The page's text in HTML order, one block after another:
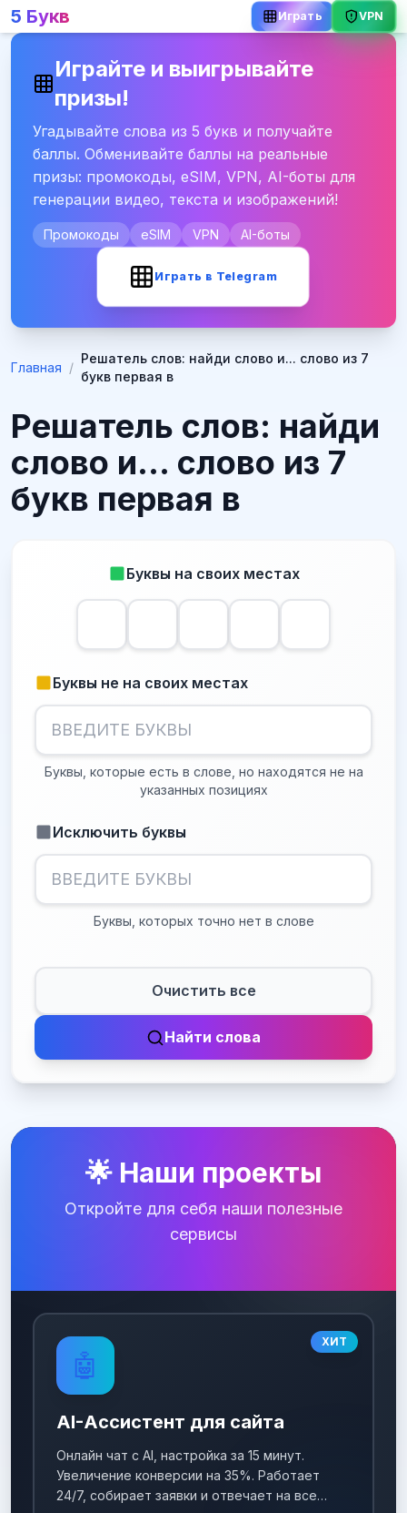
5 Букв Играть VPN
Играйте и выигрывайте
призы!
Угадывайте слова из 5 букв и получайте
баллы. Обменивайте баллы на реальные
призы: промокоды, eSIM, VPN, AI-боты для
генерации видео, текста и изображений!
Промокоды eSIM VPN AI-боты
Играть в Telegram
Главная /
Решатель слов: найди слово и... слово из 7
букв первая в
Решатель слов: найди
слово и... слово из 7
букв первая в
Буквы на своих местах
Буквы не на своих местах
Буквы, которые есть в слове, но находятся не на
указанных позициях
Исключить буквы
Буквы, которых точно нет в слове
Очистить все
Найти слова
🌟 Наши проекты
Откройте для себя наши полезные
сервисы
ХИТ
🤖
AI-Ассистент для сайта
Онлайн чат с AI, настройка за 15 минут.
Увеличение конверсии на 35%. Работает
24/7, собирает заявки и отвечает на все